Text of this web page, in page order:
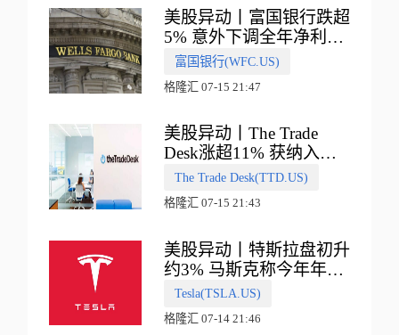
美股异动丨富国银行跌超
5% 意外下调全年净利息
收入指引
富国银行(WFC.US)
格隆汇 07-15 21:47
美股异动丨The Trade
Desk涨超11% 获纳入标
普500指数
The Trade Desk(TTD.US)
格隆汇 07-15 21:43
美股异动丨特斯拉盘初升
约3% 马斯克称今年年底
会有‘史诗级震撼’的演示
Tesla(TSLA.US)
格隆汇 07-14 21:46